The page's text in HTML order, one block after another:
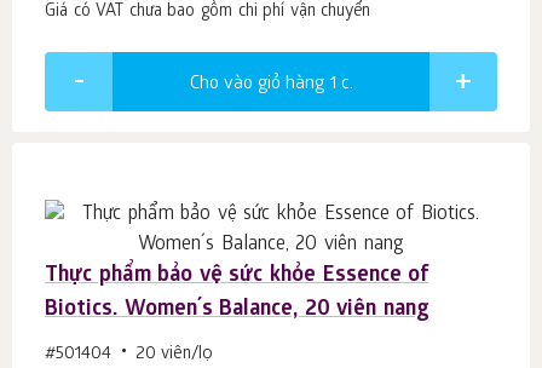
Giá có VAT chưa bao gồm chi phí vận chuyển
Cho vào giỏ hàng 1 c.
Thực phẩm bảo vệ sức khỏe Essence of
Biotics. Women´s Balance, 20 viên nang
#501404 20 viên/lọ